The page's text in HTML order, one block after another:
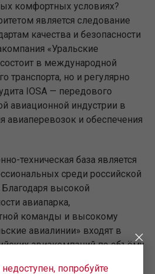
комфортных условиях?
является следование
качества и безопасности
«Уральские
в международной
транспорта, но и регулярно
IOSA — передового
авиационной индустрии в
авиаперевозок и обеспечения
техническая база является
среди российской
высокой
авиапарка,
команды и высокому
авиалинии» входят в
авиакомпаний по объёму
попробуйте